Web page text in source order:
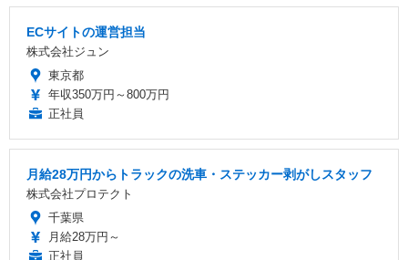
ECサイトの運営担当
株式会社ジュン
東京都
年収350万円～800万円
正社員
月給28万円からトラックの洗車・ステッカー剥がしスタッフ
株式会社プロテクト
千葉県
月給28万円～
正社員